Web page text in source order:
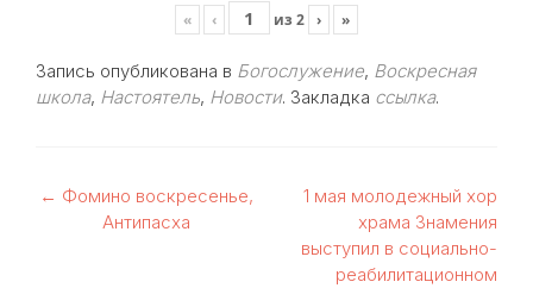
« ‹ из 2 › »
Запись опубликована в Богослужение, Воскресная
школа, Настоятель, Новости. Закладка ссылка.
Навигация
← Фомино воскресенье,
Антипасха
1 мая молодежный хор
храма Знамения
выступил в социально-
реабилитационном